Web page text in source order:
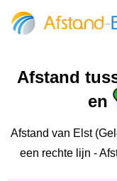
Afstand
en
Afstand van Elst
een rechte lijn -